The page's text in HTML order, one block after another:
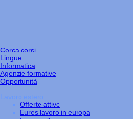
Cerca corsi
Lingue
Informatica
Agenzie formative
Opportunità
Lavoro estero
Offerte attive
Eures lavoro in europa